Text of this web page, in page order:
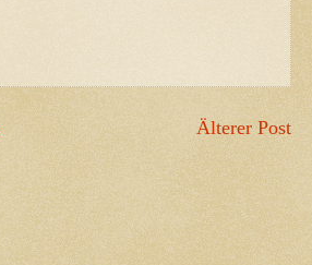
Älterer Post